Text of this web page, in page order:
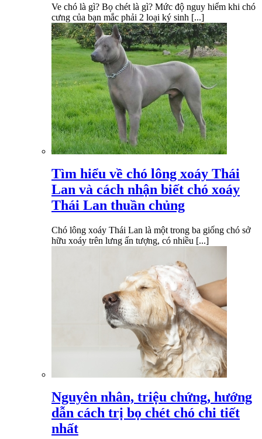
Ve chó là gì? Bọ chét là gì? Mức độ nguy hiểm khi chó
cưng của bạn mắc phải 2 loại ký sinh [...]
Tìm hiểu về chó lông xoáy Thái
Lan và cách nhận biết chó xoáy
Thái Lan thuần chủng
Chó lông xoáy Thái Lan là một trong ba giống chó sở
hữu xoáy trên lưng ấn tượng, có nhiều [...]
Nguyên nhân, triệu chứng, hướng
dẫn cách trị bọ chét chó chi tiết
nhất